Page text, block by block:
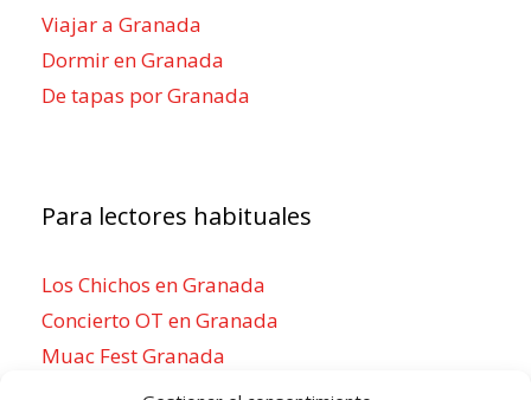
Viajar a Granada
Dormir en Granada
De tapas por Granada
Para lectores habituales
Los Chichos en Granada
Concierto OT en Granada
Muac Fest Granada
Concierto de Saiko en Granada